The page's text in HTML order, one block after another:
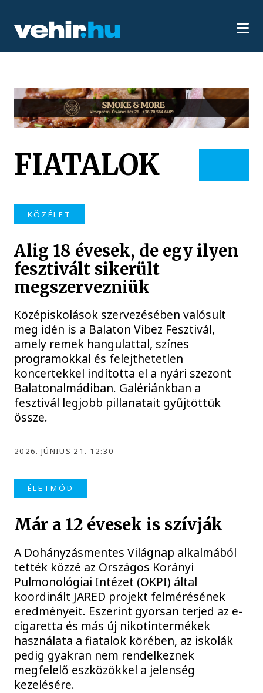
FIATALOK
KÖZÉLET
Alig 18 évesek, de egy ilyen
fesztivált sikerült
megszervezniük
Középiskolások szervezésében valósult
meg idén is a Balaton Vibez Fesztivál,
amely remek hangulattal, színes
programokkal és felejthetetlen
koncertekkel indította el a nyári szezont
Balatonalmádiban. Galériánkban a
fesztivál legjobb pillanatait gyűjtöttük
össze.
2026. JÚNIUS 21. 12:30
ÉLETMÓD
Már a 12 évesek is szívják
A Dohányzásmentes Világnap alkalmából
tették közzé az Országos Korányi
Pulmonológiai Intézet (OKPI) által
koordinált JARED projekt felmérésének
eredményeit. Eszerint gyorsan terjed az e-
cigaretta és más új nikotintermékek
használata a fiatalok körében, az iskolák
pedig gyakran nem rendelkeznek
megfelelő eszközökkel a jelenség
kezelésére.